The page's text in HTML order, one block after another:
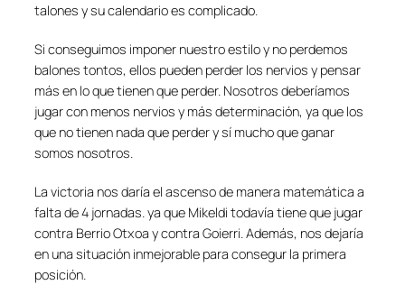
talones y su calendario es complicado.
Si conseguimos imponer nuestro estilo y no perdemos
balones tontos, ellos pueden perder los nervios y pensar
más en lo que tienen que perder. Nosotros deberíamos
jugar con menos nervios y más determinación, ya que los
que no tienen nada que perder y sí mucho que ganar
somos nosotros.
La victoria nos daría el ascenso de manera matemática a
falta de 4 jornadas. ya que Mikeldi todavía tiene que jugar
contra Berrio Otxoa y contra Goierri. Además, nos dejaría
en una situación inmejorable para consegur la primera
posición.